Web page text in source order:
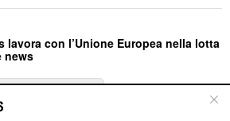
lavora con l’Unione Europea nella lotta
news